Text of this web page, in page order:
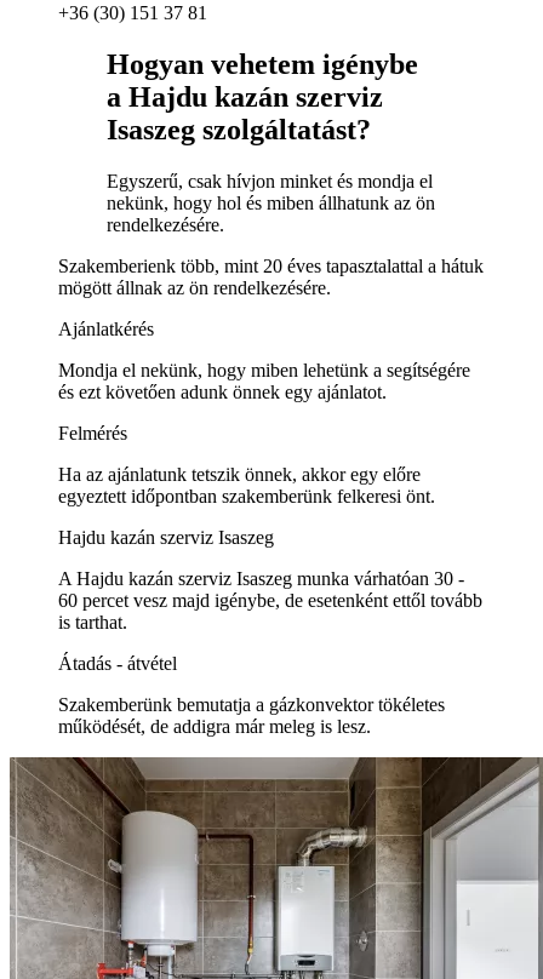
+36 (30) 151 37 81
Hogyan vehetem igénybe
a Hajdu kazán szerviz
Isaszeg szolgáltatást?
Egyszerű, csak hívjon minket és mondja el
nekünk, hogy hol és miben állhatunk az ön
rendelkezésére.
Szakemberienk több, mint 20 éves tapasztalattal a hátuk
mögött állnak az ön rendelkezésére.
Ajánlatkérés
Mondja el nekünk, hogy miben lehetünk a segítségére
és ezt követően adunk önnek egy ajánlatot.
Felmérés
Ha az ajánlatunk tetszik önnek, akkor egy előre
egyeztett időpontban szakemberünk felkeresi önt.
Hajdu kazán szerviz Isaszeg
A Hajdu kazán szerviz Isaszeg munka várhatóan 30 -
60 percet vesz majd igénybe, de esetenként ettől tovább
is tarthat.
Átadás - átvétel
Szakemberünk bemutatja a gázkonvektor tökéletes
működését, de addigra már meleg is lesz.